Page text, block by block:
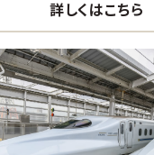
詳しくはこちら